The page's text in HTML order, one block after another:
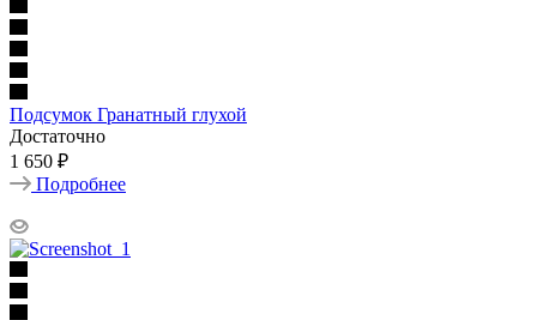
Подсумок Гранатный глухой
Достаточно
1 650 ₽
Подробнее